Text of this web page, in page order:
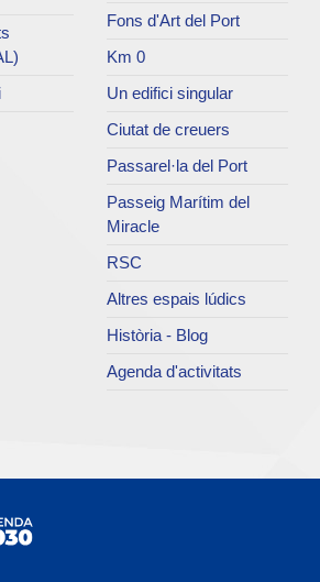
Fons d'Art del Port
Km 0
Un edifici singular
Ciutat de creuers
Passarel·la del Port
Passeig Marítim del
Miracle
RSC
Altres espais lúdics
Història - Blog
Agenda d'activitats